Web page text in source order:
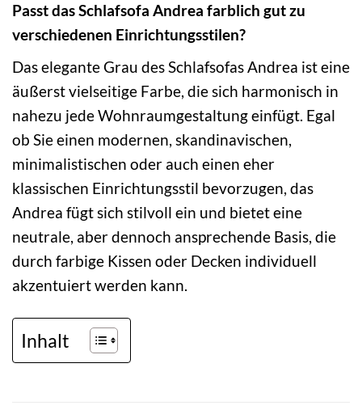
Passt das Schlafsofa Andrea farblich gut zu
verschiedenen Einrichtungsstilen?
Das elegante Grau des Schlafsofas Andrea ist eine
äußerst vielseitige Farbe, die sich harmonisch in
nahezu jede Wohnraumgestaltung einfügt. Egal
ob Sie einen modernen, skandinavischen,
minimalistischen oder auch einen eher
klassischen Einrichtungsstil bevorzugen, das
Andrea fügt sich stilvoll ein und bietet eine
neutrale, aber dennoch ansprechende Basis, die
durch farbige Kissen oder Decken individuell
akzentuiert werden kann.
Inhalt